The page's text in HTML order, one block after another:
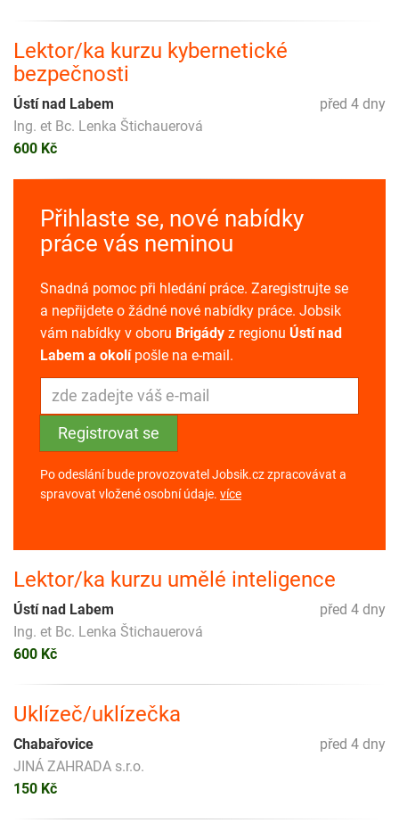
Lektor/ka kurzu kybernetické
bezpečnosti
před 4 dny
Ústí nad Labem
Ing. et Bc. Lenka Štichauerová
600 Kč
Přihlaste se, nové nabídky
práce vás neminou
Snadná pomoc při hledání práce. Zaregistrujte se
a nepřijdete o žádné nové nabídky práce. Jobsik
vám nabídky v oboru Brigády z regionu Ústí nad
Labem a okolípošle na e-mail.
Po odeslání bude provozovatel Jobsik.cz zpracovávat a
spravovat vložené osobní údaje. více
Lektor/ka kurzu umělé inteligence
před 4 dny
Ústí nad Labem
Ing. et Bc. Lenka Štichauerová
600 Kč
Uklízeč/uklízečka
před 4 dny
Chabařovice
JINÁ ZAHRADA s.r.o.
150 Kč